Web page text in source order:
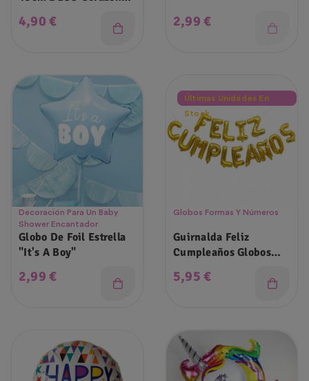
Pastel
Precio
4,90 € Precio
2,99 €
Decoración Para Un Baby
Shower Encantador
Globo De Foil Estrella
"It's A Boy"
Precio
2,99 €
Últimas Unidades En
Stock
Globos Formas Y Números
Guirnalda Feliz
Cumpleaños Globos
Precio
5,95 €